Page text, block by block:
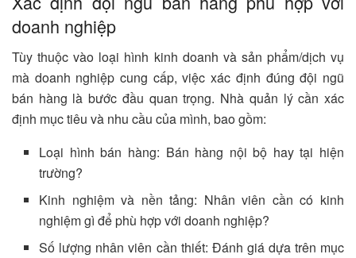
doanh nghiệp
Tùy thuộc vào loại hình kinh doanh và sản phẩm/dịch vụ
mà doanh nghiệp cung cấp, việc xác định đúng đội ngũ
bán hàng là bước đầu quan trọng. Nhà quản lý cần xác
định mục tiêu và nhu cầu của mình, bao gồm:
Loại hình bán hàng: Bán hàng nội bộ hay tại hiện
trường?
Kinh nghiệm và nền tảng: Nhân viên cần có kinh
nghiệm gì để phù hợp với doanh nghiệp?
Số lượng nhân viên cần thiết: Đánh giá dựa trên mục